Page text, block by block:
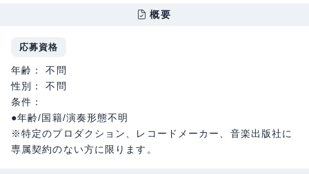
概要
応募資格
年齢： 不問
性別： 不問
条件：
●年齢/国籍/演奏形態不明
※特定のプロダクション、レコードメーカー、音楽出版社に
専属契約のない方に限ります。